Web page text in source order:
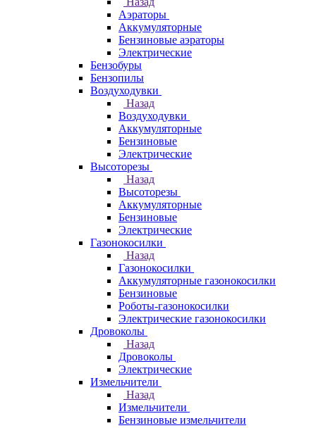
Аэраторы
Аккумуляторные
Бензиновые аэраторы
Электрические
Бензобуры
Бензопилы
Воздуходувки
Назад
Воздуходувки
Аккумуляторные
Бензиновые
Электрические
Высоторезы
Назад
Высоторезы
Аккумуляторные
Бензиновые
Электрические
Газонокосилки
Назад
Газонокосилки
Аккумуляторные газонокосилки
Бензиновые
Роботы-газонокосилки
Электрические газонокосилки
Дровоколы
Назад
Дровоколы
Электрические
Измельчители
Назад
Измельчители
Бензиновые измельчители